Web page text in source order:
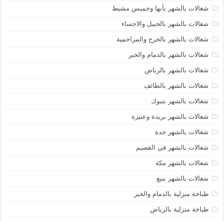
شغالات بالشهر بأبها وخميس مشيط
شغالات بالشهر بالجبيل والاحساء
شغالات بالشهر بالخرج والمزاحمية
شغالات بالشهر بالدمام والخبر
شغالات بالشهر بالرياض
شغالات بالشهر بالطائف
شغالات بالشهر بتبوك
شغالات بالشهر بريدة وعنيزة
شغالات بالشهر جدة
شغالات بالشهر في القصيم
شغالات بالشهر مكة
شغالات بالشهر ينبع
طباخة منزلية بالدمام والخبر
طباخة منزلية بالرياض